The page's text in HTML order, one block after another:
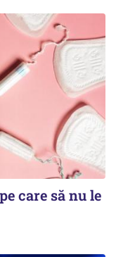
care să nu le